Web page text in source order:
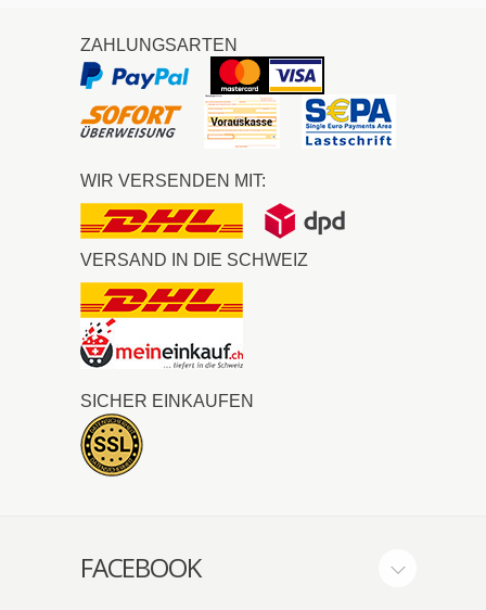
ZAHLUNGSARTEN
WIR VERSENDEN MIT:
VERSAND IN DIE SCHWEIZ
SICHER EINKAUFEN
FACEBOOK